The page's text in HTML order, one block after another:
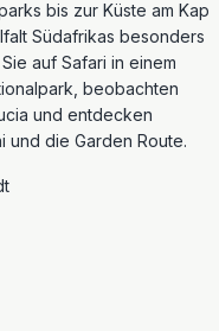
bis zur Küste am Kap
Südafrikas besonders
auf Safari in einem
beobachten
und entdecken
und die Garden Route.